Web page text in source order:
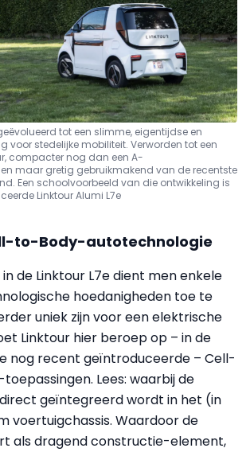
tot een slimme, eigentijdse en
voor stedelijke mobiliteit. Verworden tot een
compacter nog dan een A-
maar gretig gebruikmakend van de recentste
Een schoolvoorbeeld van die ontwikkeling is
Linktour Alumi L7e
to-Body-autotechnologie
de Linktour L7e dient men enkele
hoedanigheden toe te
uniek zijn voor een elektrische
Linktour hier beroep op – in de
nog recent geïntroduceerde – Cell-
Lees: waarbij de
geïntegreerd wordt in het (in
voertuigchassis. Waardoor de
als dragend constructie-element,